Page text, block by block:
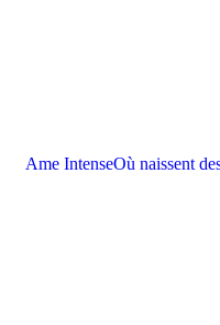
Ame IntenseOù naissent